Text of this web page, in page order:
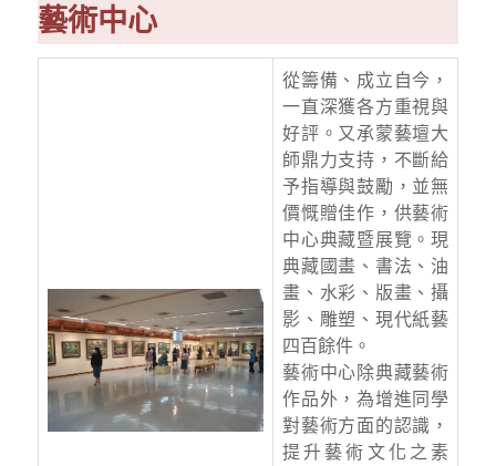
藝術中心
從籌備、成立自今，
一直深獲各方重視與
好評。又承蒙藝壇大
師鼎力支持，不斷給
予指導與鼓勵，並無
價慨贈佳作，供藝術
中心典藏暨展覽。現
典藏國畫、書法、油
畫、水彩、版畫、攝
影、雕塑、現代紙藝
四百餘件。
藝術中心除典藏藝術
作品外，為增進同學
對藝術方面的認識，
提升藝術文化之素